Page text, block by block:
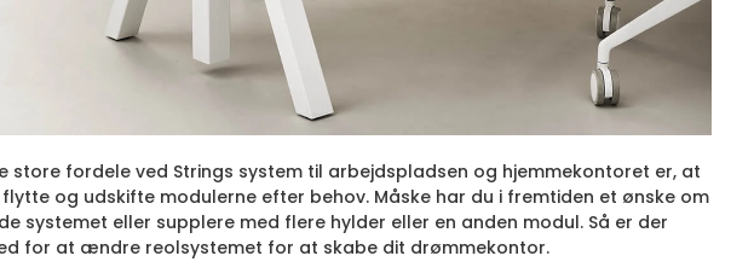
store fordele ved Strings system til arbejdspladsen og hjemmekontoret er, at
og udskifte modulerne efter behov. Måske har du i fremtiden et ønske om
systemet eller supplere med flere hylder eller en anden modul. Så er der
for at ændre reolsystemet for at skabe dit drømmekontor.